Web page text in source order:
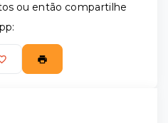
ou então compartilhe